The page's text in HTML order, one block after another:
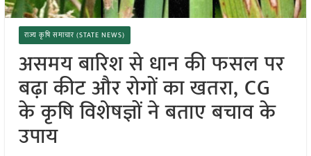
राज्य कृषि समाचार (STATE NEWS)
असमय बारिश से धान की फसल पर
बढ़ा कीट और रोगों का खतरा, CG
के कृषि विशेषज्ञों ने बताए बचाव के
उपाय